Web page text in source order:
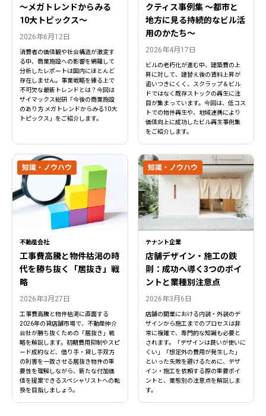
〜メガトレンドからみる
10大トピックス〜
2026年6月12日
消費者の価値観や社会構造が激変す
る中、商業施設への影響を網羅して
分析したレポートは国内にほとんど
存在しません。事業戦略を練る上で
不可欠な最新トレンドとは？今回は
ザイマックス総研「今後の商業施設
のあり方 メガトレンドからみる10大
トピックス」をご紹介します。
クティス事例集 ～都市と
地方に見る持続的なビル活
用のかたち～
2026年4月17日
ビルの老朽化が進む中、建築費の上
昇に対して、建替え後の賃料上昇が
追いつきにくく、スクラップ＆ビル
ドではなく既存ストックの再生に注
目が集まっています。今回は、低コス
トでの物件再生や、地域連携により
価値向上に成功したビル再生事例集
をご紹介します。
不動産会社
工事費高騰と物件枯渇の時
代を勝ち抜く「居抜き」戦
略
2026年3月27日
工事費高騰と物件枯渇に直面する
2026年の貸店舗市場で、不動産仲介
会社が勝ち抜くための「居抜き」戦
略を解説します。初期費用抑制やスピ
ード成約など、借り手・貸し手双方
の利害を一致させる居抜き物件の重
要性を理解しながら、新たな付加価
値を提案できるスペシャリストへの転
換を目指しましょう。
知識・ノウハウ
テナント企業
店舗デザイン・施工の鉄
則：成功へ導く3つのポイ
ントと業種別注意点
2026年3月6日
店舗の開業における内装・外装のデ
ザインから施工までのプロセスは非
常に複雑で、専門的な知識も必要と
されます。「デザインは良いが使いに
くい」「想定外の費用が発生した」
といった失敗を避けるために、デザ
イン・施工を依頼する際の重要ポイ
ントと、業態別の注意点を解説しま
す。
知識・ノウハウ